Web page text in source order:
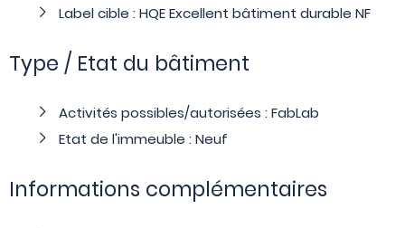
Label cible : HQE Excellent bâtiment durable NF
Type / Etat du bâtiment
Activités possibles/autorisées : FabLab
Etat de l'immeuble : Neuf
Informations complémentaires